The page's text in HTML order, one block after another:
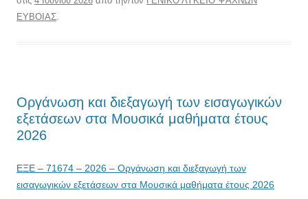
ΕΥΒΟΙΑΣ
Οργάνωση και διεξαγωγή των εισαγωγικών
εξετάσεων στα Μουσικά μαθήματα έτους
2026
ΕΞΕ – 71674 – 2026 – Οργάνωση και διεξαγωγή των
εισαγωγικών εξετάσεων στα Μουσικά μαθήματα έτους 2026